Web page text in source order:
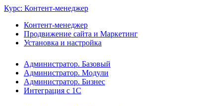
Курс: Контент-менеджер
Контент-менеджер
Продвижение сайта и Маркетинг
Установка и настройка
Администратор. Базовый
Администратор. Модули
Администратор. Бизнес
Интеграция с 1С